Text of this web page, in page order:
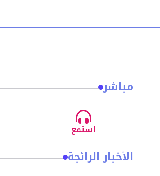
مباشر
استمع
الأخبار الرائجة